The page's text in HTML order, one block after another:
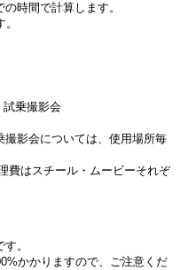
時間で計算します。
試乗撮影会
影会については、使用場所毎
費はスチール・ムービーそれぞ
。
かかりますので、ご注意くだ